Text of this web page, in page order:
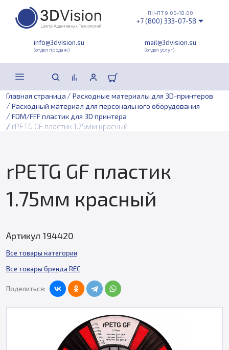
info@3dvision.su
(отдел продаж)
mail@3dvision.su
(отдел услуг)
ПН-ПТ 9:00-18:00
+7 (800) 333-07-58
Главная страница / Расходные материалы для 3D-принтеров
/ Расходный материал для персонального оборудования
/ FDM/FFF пластик для 3D принтера
/ rPETG GF пластик 1.75мм красный
rPETG GF пластик
1.75мм красный
Артикул 194420
Все товары категории
Все товары бренда REC
Поделиться: